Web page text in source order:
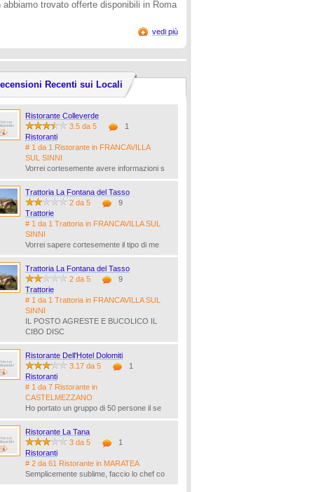
abbiamo trovato offerte disponibili in Roma
vedi più
Recenti sui Locali
Ristorante Colleverde
3.5 da 5
1
Ristoranti
# 1 da 1 Ristorante in FRANCAVILLA
SUL SINNI
Vorrei cortesemente avere informazioni s
Trattoria La Fontana del Tasso
2 da 5
9
Trattorie
# 1 da 1 Trattoria in FRANCAVILLA SUL
SINNI
Vorrei sapere cortesemente il tipo di me
Trattoria La Fontana del Tasso
2 da 5
9
Trattorie
# 1 da 1 Trattoria in FRANCAVILLA SUL
SINNI
IL POSTO AGRESTE E BUCOLICO IL
CIBO DISC
Ristorante Dell'Hotel Dolomiti
3.17 da 5
1
Ristoranti
# 1 da 7 Ristorante in
CASTELMEZZANO
Ho portato un gruppo di 50 persone il se
Ristorante La Tana
3 da 5
1
Ristoranti
# 2 da 61 Ristorante in MARATEA
Semplicemente sublime, faccio lo chef co